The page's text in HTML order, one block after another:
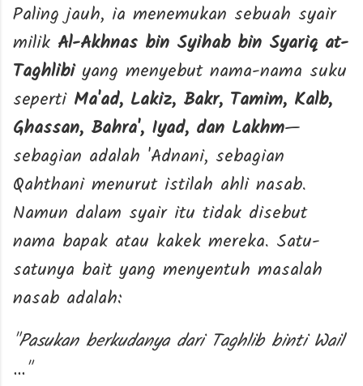
Paling jauh, ia menemukan sebuah syair
milik Al-Akhnas bin Syihab bin Syariq at-
Taghlibiyang menyebut nama-nama suku
seperti Ma'ad, Lakiz, Bakr, Tamim, Kalb,
Ghassan, Bahra', Iyad, dan Lakhm—
sebagian adalah 'Adnani, sebagian
Qahthani menurut istilah ahli nasab.
Namun dalam syair itu tidak disebut
nama bapak atau kakek mereka. Satu-
satunya bait yang menyentuh masalah
nasab adalah:
"Pasukan berkudanya dari Taghlib binti Wail
..."